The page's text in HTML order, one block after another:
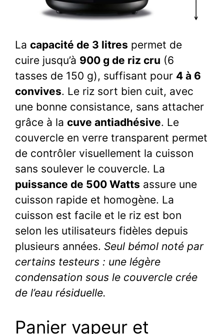
La capacité de 3 litres permet de
cuire jusqu’à 900 g de riz cru (6
tasses de 150 g), suffisant pour 4 à 6
convives. Le riz sort bien cuit, avec
une bonne consistance, sans attacher
grâce à la cuve antiadhésive. Le
couvercle en verre transparent permet
de contrôler visuellement la cuisson
sans soulever le couvercle. La
puissance de 500 Watts assure une
cuisson rapide et homogène. La
cuisson est facile et le riz est bon
selon les utilisateurs fidèles depuis
plusieurs années. Seul bémol noté par
certains testeurs : une légère
condensation sous le couvercle crée
de l’eau résiduelle.
Panier vapeur et